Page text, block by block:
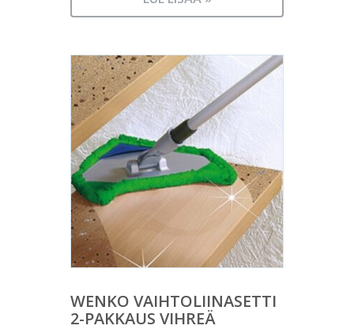
WENKO VAIHTOLIINASETTI
2-PAKKAUS VIHREÄ